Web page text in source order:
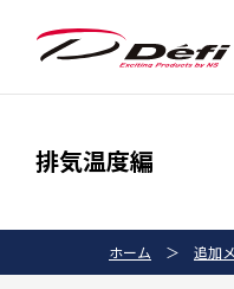
排気温度編
ホーム ＞ 追加